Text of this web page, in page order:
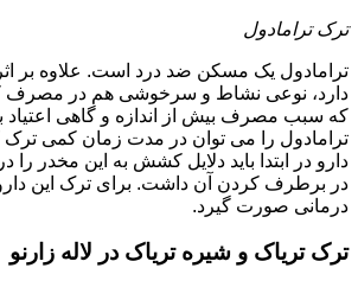
ترک ترامادول
ترامادول یک مسکن ضد درد است. علاوه بر
دارد، نوعی نشاط و سرخوشی هم در مصرف
که سبب مصرف بیش از اندازه و گاهی
ترامادول را می توان در مدت زمان کمی ترک
دارو در ابتدا باید دلایل کشش به این مخدر را
در برطرف کردن آن داشت. برای ترک این دارو
درمانی صورت گیرد.
ترک تریاک و شیره تریاک در لاله زارنو